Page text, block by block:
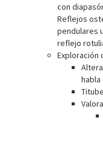
con
Reflejos
pendulares
reflejo
Exploración
habla